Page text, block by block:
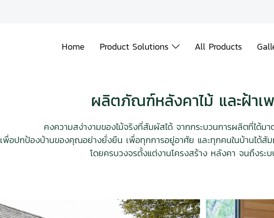
Home Product Solutions All Products
ผลิตภัณฑ์หลังคาไม้ และฝ้าเ
คงความสง่างามของไม้จริงที่สัมผัสได้ จากกระบวนการผลิตที่ได้มา
เพื่อปกป้องบ้านของคุณอย่างยั่งยืน เพื่อทุกการอยู่อาศัย และทุกคนในบ้านได้สั
โดยครบวงจรตั้งแต่งานโครงสร้าง หลังคา จนถึงระ